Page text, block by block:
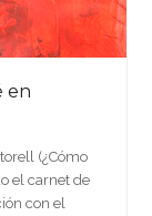
en
(¿Cómo
el carnet de
con el